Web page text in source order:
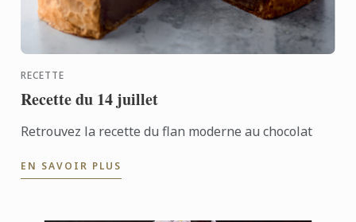
RECETTE
Recette du 14 juillet
Retrouvez la recette du flan moderne au chocolat
EN SAVOIR PLUS